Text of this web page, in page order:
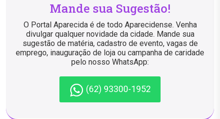
Mande sua Sugestão!
O Portal Aparecida é de todo Aparecidense. Venha
divulgar qualquer novidade da cidade. Mande sua
sugestão de matéria, cadastro de evento, vagas de
emprego, inauguração de loja ou campanha de caridade
pelo nosso WhatsApp:
(62) 93300-1952